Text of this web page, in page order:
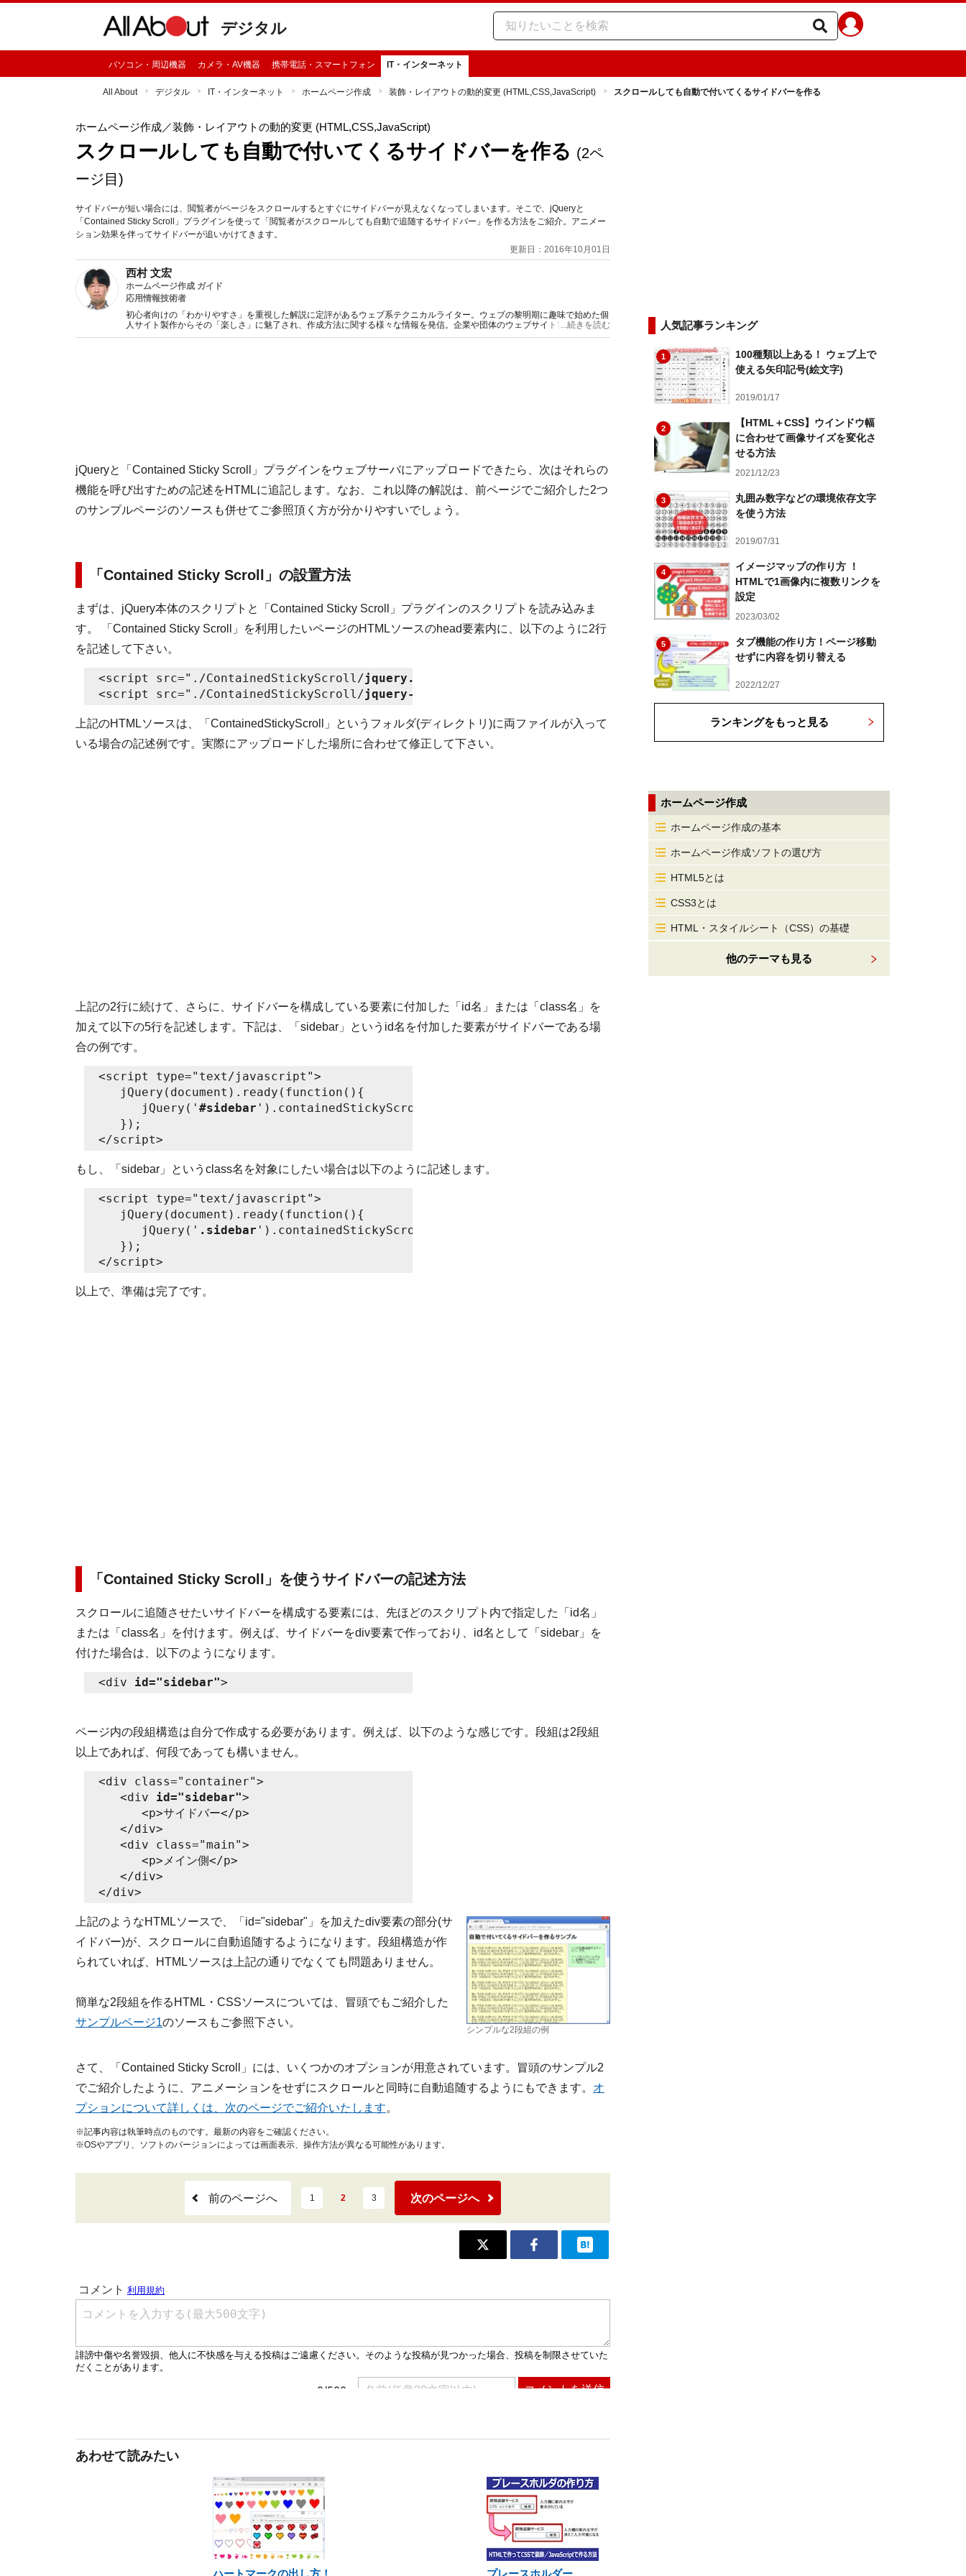
デジタル
パソコン・周辺機器 カメラ・AV機器 携帯電話・スマートフォン IT・インターネット
All About デジタル IT・インターネット ホームページ作成 装飾・レイアウトの動的変更 (HTML,CSS,JavaScript) スクロールしても自動で付いてくるサイドバーを作る
ホームページ作成／装飾・レイアウトの動的変更 (HTML,CSS,JavaScript)
スクロールしても自動で付いてくるサイドバーを作る (2ペ
ージ目)
サイドバーが短い場合には、閲覧者がページをスクロールするとすぐにサイドバーが見えなくなってしまいます。そこで、jQueryと
「Contained Sticky Scroll」プラグインを使って「閲覧者がスクロールしても自動で追随するサイドバー」を作る方法をご紹介。アニメー
ション効果を伴ってサイドバーが追いかけてきます。
更新日：2016年10月01日
西村 文宏
ホームページ作成 ガイド
応用情報技術者
初心者向けの「わかりやすさ」を重視した解説に定評があるウェブ系テクニカルライター。ウェブの黎明期に趣味で始めた個
人サイト製作からその「楽しさ」に魅了され、作成方法に関する様々な情報を発信。企業や団体のウェブサイト製作・解説書
籍の執筆なども行っている。
...続きを読む
jQueryと「Contained Sticky Scroll」プラグインをウェブサーバにアップロードできたら、次はそれらの
機能を呼び出すための記述をHTMLに追記します。なお、これ以降の解説は、前ページでご紹介した2つ
のサンプルページのソースも併せてご参照頂く方が分かりやすいでしょう。
「Contained Sticky Scroll」の設置方法
まずは、jQuery本体のスクリプトと「Contained Sticky Scroll」プラグインのスクリプトを読み込みま
す。 「Contained Sticky Scroll」を利用したいページのHTMLソースのhead要素内に、以下のように2行
を記述して下さい。
<script src="./ContainedStickyScroll/jquery.min.js
" type="text/javascript"></script>
<script src="./ContainedStickyScroll/jquery-contained-sticky-scroll.js
上記のHTMLソースは、「ContainedStickyScroll」というフォルダ(ディレクトリ)に両ファイルが入って
いる場合の記述例です。実際にアップロードした場所に合わせて修正して下さい。
上記の2行に続けて、さらに、サイドバーを構成している要素に付加した「id名」または「class名」を
加えて以下の5行を記述します。下記は、「sidebar」というid名を付加した要素がサイドバーである場
合の例です。
<script type="text/javascript">
   jQuery(document).ready(function(){
      jQuery('
#sidebar ').containedStickyScroll();
   });
もし、「sidebar」というclass名を対象にしたい場合は以下のように記述します。
<script type="text/javascript">
   jQuery(document).ready(function(){
      jQuery('
.sidebar ').containedStickyScroll();
   });
以上で、準備は完了です。
「Contained Sticky Scroll」を使うサイドバーの記述方法
スクロールに追随させたいサイドバーを構成する要素には、先ほどのスクリプト内で指定した「id名」
または「class名」を付けます。例えば、サイドバーをdiv要素で作っており、id名として「sidebar」を
付けた場合は、以下のようになります。
<div id="sidebar"
ページ内の段組構造は自分で作成する必要があります。例えば、以下のような感じです。段組は2段組
以上であれば、何段であっても構いません。
<div class="container">
   <div
id="sidebar">
      <p>サイドバー</p>
   </div>
   <div class="main">
      <p>メイン側</p>
   </div>
シンプルな2段組の例
上記のようなHTMLソースで、「id="sidebar"」を加えたdiv要素の部分(サ
イドバー)が、スクロールに自動追随するようになります。段組構造が作
られていれば、HTMLソースは上記の通りでなくても問題ありません。
簡単な2段組を作るHTML・CSSソースについては、冒頭でもご紹介した
サンプルページ1のソースもご参照下さい。
さて、「Contained Sticky Scroll」には、いくつかのオプションが用意されています。冒頭のサンプル2
でご紹介したように、アニメーションをせずにスクロールと同時に自動追随するようにもできます。 オ
プションについて詳しくは、次のページでご紹介いたします。
※記事内容は執筆時点のものです。最新の内容をご確認ください。
※OSやアプリ、ソフトのバージョンによっては画面表示、操作方法が異なる可能性があります。
前のページへ 1 2 3 次のページへ
あわせて読みたい
ハートマークの出し方！ プレースホルダー
人気記事ランキング
1
100種類以上ある！ ウェブ上で
使える矢印記号(絵文字)
2019/01/17
2
【HTML＋CSS】ウインドウ幅
に合わせて画像サイズを変化さ
せる方法
2021/12/23
3
丸囲み数字などの環境依存文字
を使う方法
2019/07/31
4
イメージマップの作り方 ！
HTMLで1画像内に複数リンクを
設定
2023/03/02
5
タブ機能の作り方！ページ移動
せずに内容を切り替える
2022/12/27
ランキングをもっと見る
ホームページ作成
ホームページ作成の基本
ホームページ作成ソフトの選び方
HTML5とは
CSS3とは
HTML・スタイルシート（CSS）の基礎
他のテーマも見る